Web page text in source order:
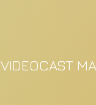
VIDEOCAST